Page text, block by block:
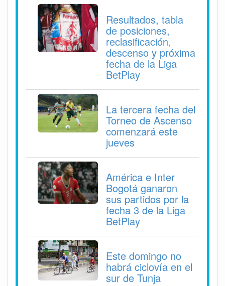
Resultados, tabla
de posiciones,
reclasificación,
descenso y próxima
fecha de la Liga
BetPlay
La tercera fecha del
Torneo de Ascenso
comenzará este
jueves
América e Inter
Bogotá ganaron
sus partidos por la
fecha 3 de la Liga
BetPlay
Este domingo no
habrá ciclovía en el
sur de Tunja